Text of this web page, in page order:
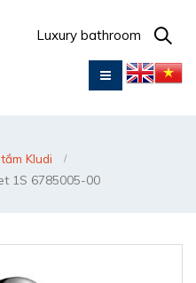
Luxury bathroom
Kludi
1S 6785005-00